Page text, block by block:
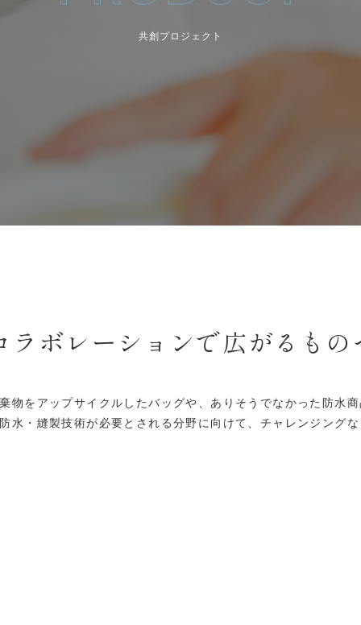
共創プロジェクト
ラボレーションで広がるも
物をアップサイクルしたバッグや、ありそうでなかった防水
水・縫製技術が必要とされる分野に向けて、チャレンジング